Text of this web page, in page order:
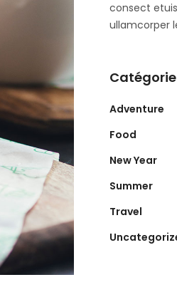
consect
ullamcorper
Adventure
Food
New Year
Summer
Travel